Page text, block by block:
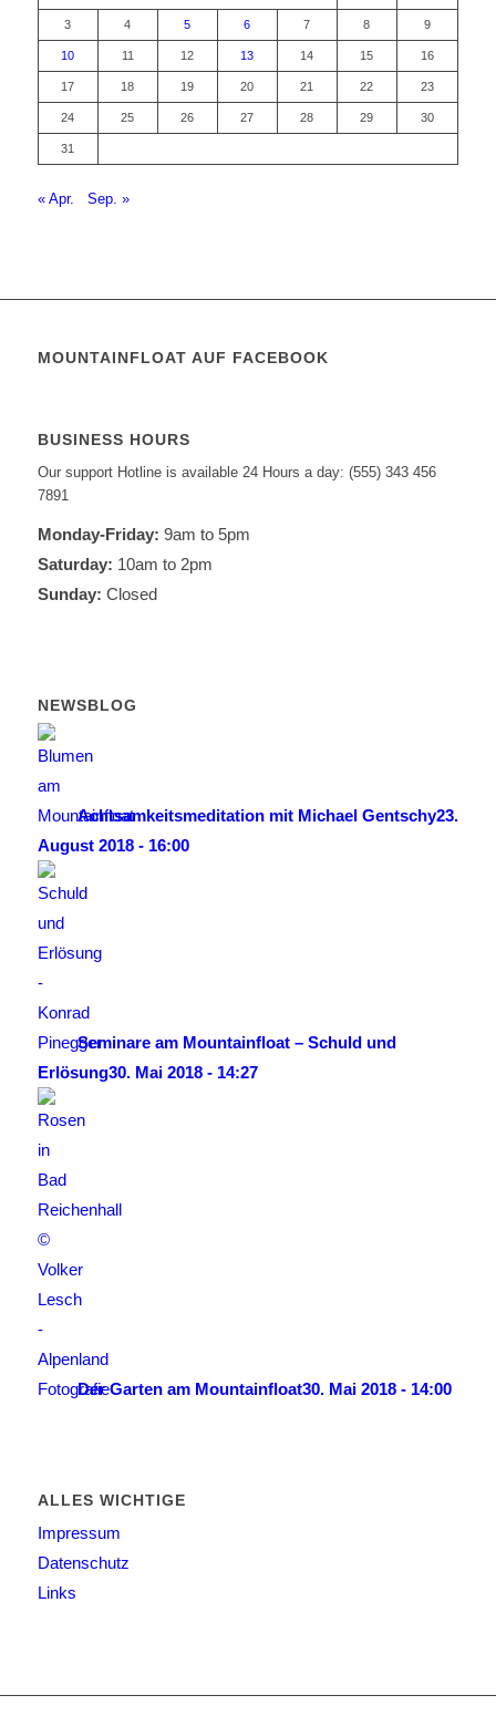
3 4 5 6 7 8 9
10 11 12 13 14 15 16
17 18 19 20 21 22 23
24 25 26 27 28 29 30
31
« Apr. Sep. »
MOUNTAINFLOAT AUF FACEBOOK
BUSINESS HOURS
Our support Hotline is available 24 Hours a day: (555) 343 456
7891
Monday-Friday: 9am to 5pm
Saturday: 10am to 2pm
Sunday: Closed
NEWSBLOG
Achtsamkeitsmeditation mit Michael Gentschy23.
August 2018 - 16:00
Seminare am Mountainfloat – Schuld und
Erlösung30. Mai 2018 - 14:27
Der Garten am Mountainfloat30. Mai 2018 - 14:00
ALLES WICHTIGE
Impressum
Datenschutz
Links